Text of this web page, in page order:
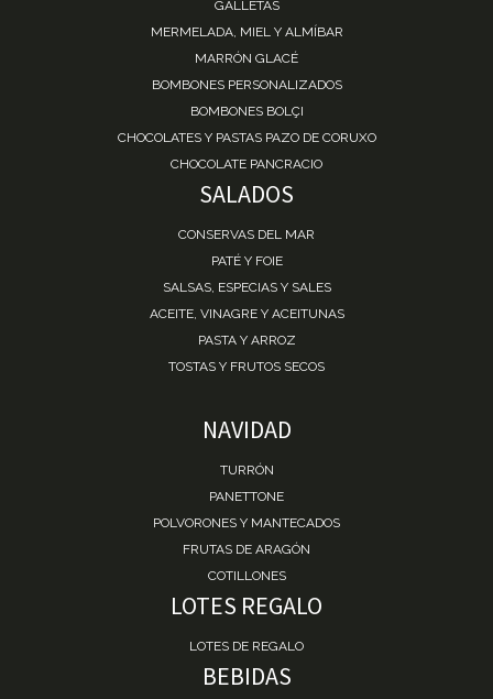
GALLETAS
MERMELADA, MIEL Y ALMÍBAR
MARRÓN GLACÉ
BOMBONES PERSONALIZADOS
BOMBONES BOLÇI
CHOCOLATES Y PASTAS PAZO DE CORUXO
CHOCOLATE PANCRACIO
SALADOS
CONSERVAS DEL MAR
PATÉ Y FOIE
SALSAS, ESPECIAS Y SALES
ACEITE, VINAGRE Y ACEITUNAS
PASTA Y ARROZ
TOSTAS Y FRUTOS SECOS
NAVIDAD
TURRÓN
PANETTONE
POLVORONES Y MANTECADOS
FRUTAS DE ARAGÓN
COTILLONES
LOTES REGALO
LOTES DE REGALO
BEBIDAS